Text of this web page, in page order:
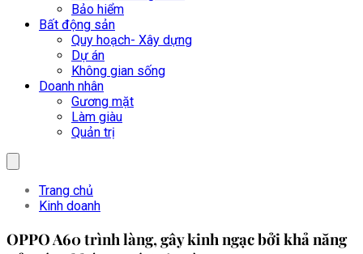
Bảo hiểm
Bất động sản
Quy hoạch- Xây dựng
Dự án
Không gian sống
Doanh nhân
Gương mặt
Làm giàu
Quản trị
Trang chủ
Kinh doanh
OPPO A60 trình làng, gây kinh ngạc bởi khả năng